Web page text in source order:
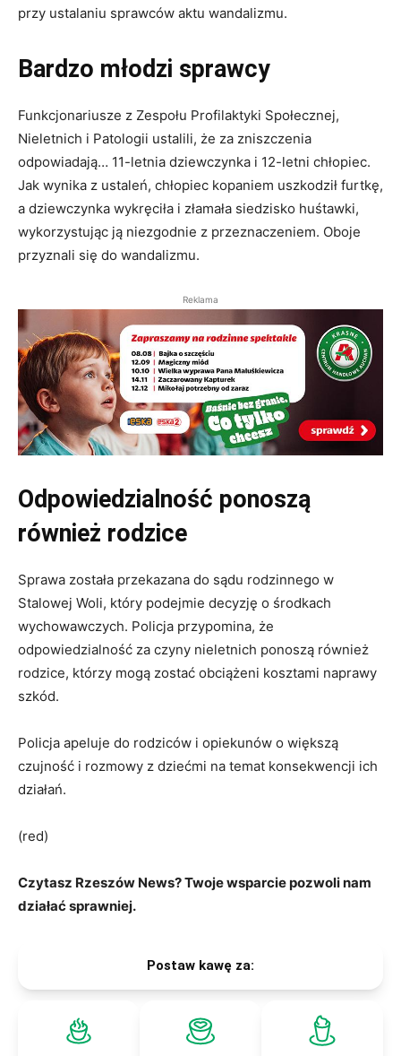
przy ustalaniu sprawców aktu wandalizmu.
Bardzo młodzi sprawcy
Funkcjonariusze z Zespołu Profilaktyki Społecznej,
Nieletnich i Patologii ustalili, że za zniszczenia
odpowiadają… 11-letnia dziewczynka i 12-letni chłopiec.
Jak wynika z ustaleń, chłopiec kopaniem uszkodził furtkę,
a dziewczynka wykręciła i złamała siedzisko huśtawki,
wykorzystując ją niezgodnie z przeznaczeniem. Oboje
przyznali się do wandalizmu.
Reklama
Odpowiedzialność ponoszą
również rodzice
Sprawa została przekazana do sądu rodzinnego w
Stalowej Woli, który podejmie decyzję o środkach
wychowawczych. Policja przypomina, że
odpowiedzialność za czyny nieletnich ponoszą również
rodzice, którzy mogą zostać obciążeni kosztami naprawy
szkód.
Policja apeluje do rodziców i opiekunów o większą
czujność i rozmowy z dziećmi na temat konsekwencji ich
działań.
(red)
Czytasz Rzeszów News? Twoje wsparcie pozwoli nam
działać sprawniej.
Postaw kawę za: